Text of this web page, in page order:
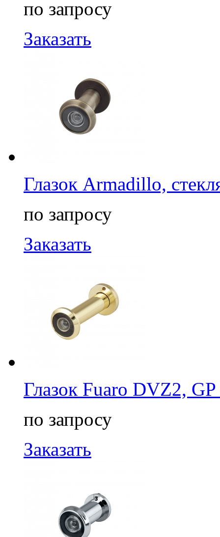
по запросу
Заказать
Глазок Armadillo,
по запросу
Заказать
Глазок Fuaro DVZ2, GP
по запросу
Заказать